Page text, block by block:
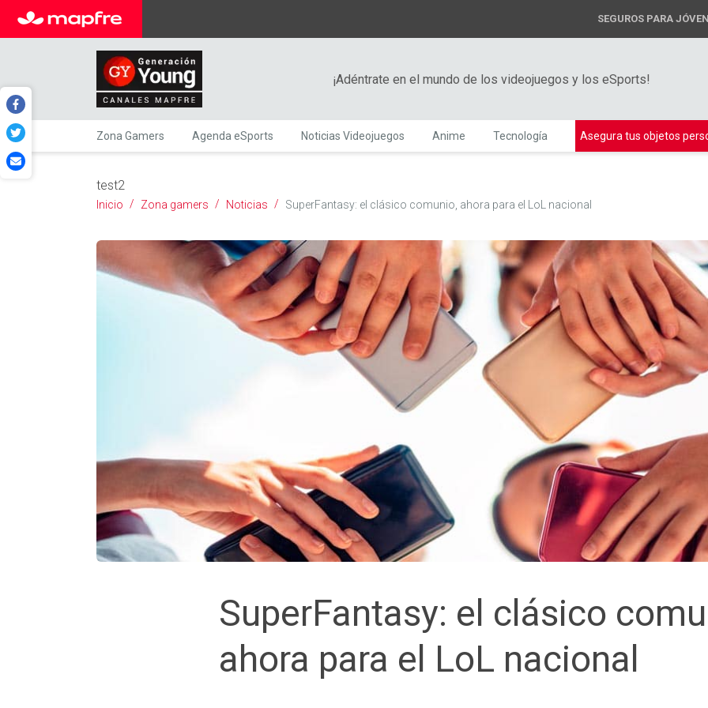
SEGUROS PARA
¡Adéntrate en el mundo de los videojuegos y los eSports!
Zona Gamers Agenda eSports Noticias Videojuegos Anime Tecnología Asegura tus objetos
test2
Inicio Zona gamers Noticias SuperFantasy: el clásico comunio, ahora para el LoL nacional
SuperFantasy: el clásico
ahora para el LoL nacional